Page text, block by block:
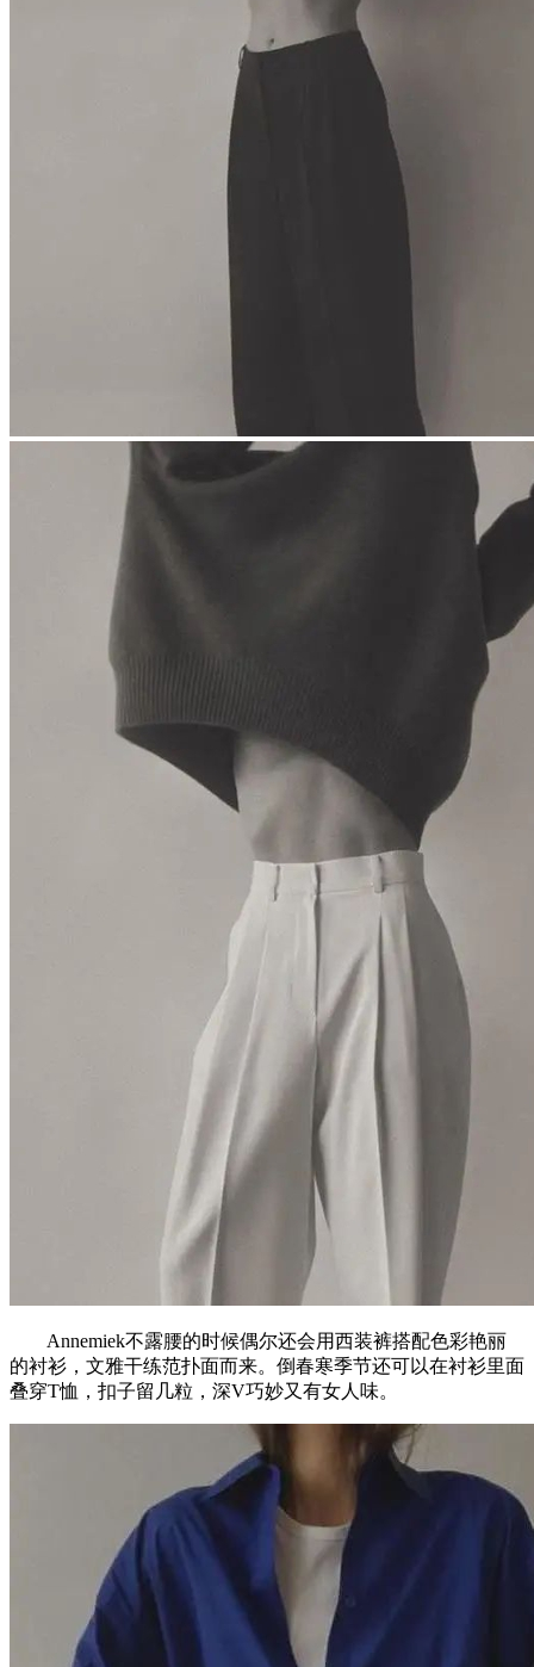
Annemiek不露腰的时候偶尔还会用西装裤搭配色彩艳丽
的衬衫，文雅干练范扑面而来。倒春寒季节还可以在衬衫里面
叠穿T恤，扣子留几粒，深V巧妙又有女人味。